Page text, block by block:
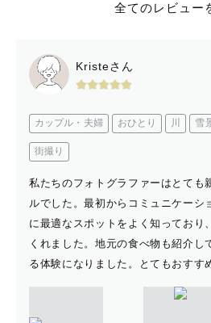
全てのレビュー
Kristeさん
カップル・夫婦 おひとり 川 雪
街撮り
私たちのフォトグラファーはとても
ルでした。最初からコミュニケーシ
に最適なスポットをよく知っており
くれました。地元の食べ物も紹介し
る体験になりました。とてもおすす